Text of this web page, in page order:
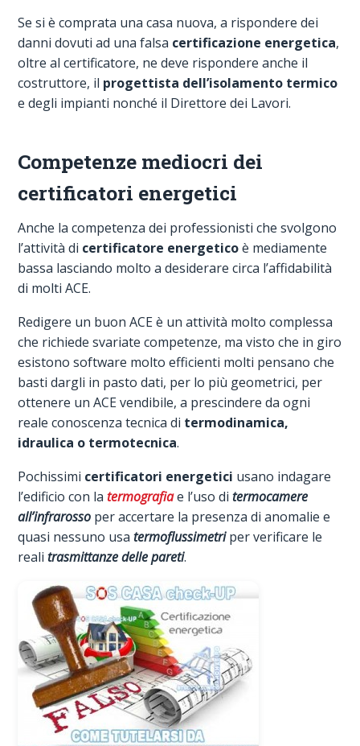
Se si è comprata una casa nuova, a rispondere dei
danni dovuti ad una falsa certificazione energetica,
oltre al certificatore, ne deve rispondere anche il
costruttore, il progettista dell’isolamento termico
e degli impianti nonché il Direttore dei Lavori.
Competenze mediocri dei
certificatori energetici
Anche la competenza dei professionisti che svolgono
l’attività di certificatore energeticoè mediamente
bassa lasciando molto a desiderare circa l’affidabilità
di molti ACE.
Redigere un buon ACE è un attività molto complessa
che richiede svariate competenze, ma visto che in giro
esistono software molto efficienti molti pensano che
basti dargli in pasto dati, per lo più geometrici, per
ottenere un ACE vendibile, a prescindere da ogni
reale conoscenza tecnica di termodinamica,
idraulica o termotecnica.
Pochissimi certificatori energetici usano indagare
l’edificio con la termografiae l’uso di termocamere
all’infrarosso per accertare la presenza di anomalie e
quasi nessuno usa termoflussimetriper verificare le
reali trasmittanze delle pareti.